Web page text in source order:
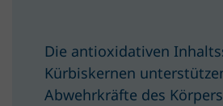
Die antioxidativen
Kürbiskernen
Abwehrkräfte des